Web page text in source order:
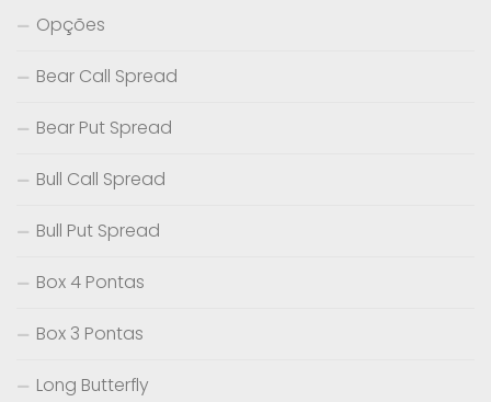
Opções
Bear Call Spread
Bear Put Spread
Bull Call Spread
Bull Put Spread
Box 4 Pontas
Box 3 Pontas
Long Butterfly